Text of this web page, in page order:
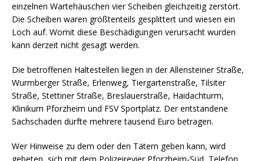
einzelnen Wartehäuschen vier Scheiben gleichzeitig zerstört.
Die Scheiben waren größtenteils gesplittert und wiesen ein
Loch auf. Womit diese Beschädigungen verursacht wurden
kann derzeit nicht gesagt werden.
Die betroffenen Haltestellen liegen in der Allensteiner Straße,
Wurmberger Straße, Erlenweg, Tiergartenstraße, Tilsiter
Straße, Stettiner Straße, Breslauerstraße, Haidachturm,
Klinikum Pforzheim und FSV Sportplatz. Der entstandene
Sachschaden dürfte mehrere tausend Euro betragen.
Wer Hinweise zu dem oder den Tätern geben kann, wird